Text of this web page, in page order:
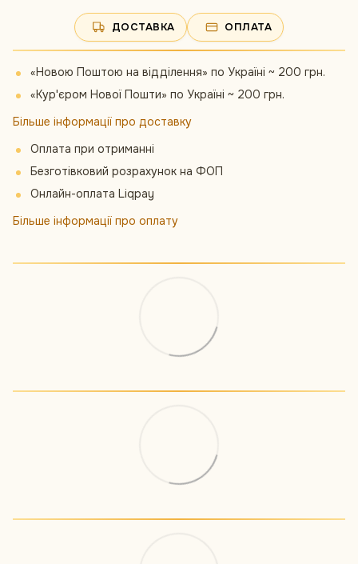
ДОСТАВКА ОПЛАТА
«Новою Поштою на відділення» по Україні ~ 200 грн.
«Кур'єром Нової Пошти» по Україні ~ 200 грн.
Більше інформації про доставку
Оплата при отриманні
Безготівковий розрахунок на ФОП
Онлайн-оплата Liqpay
Більше інформації про оплату